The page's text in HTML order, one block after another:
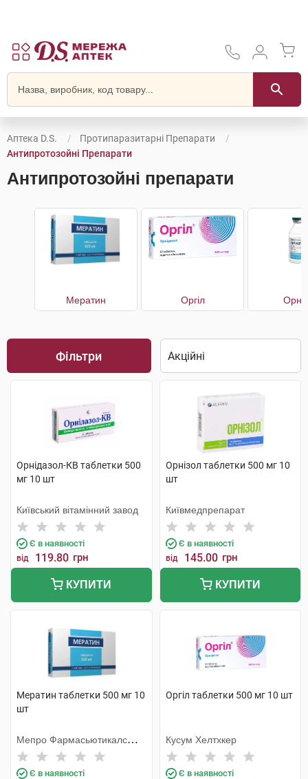
Аптека D.S.
Протипаразитарні Препарати
Антипротозойні Препарати
Антипротозойні препарати
Мератин Оргіл
Фільтри
Орнідазол-КВ таблетки 500
мг 10 шт
Київський вітамінний завод
Є в наявності
від 119.80 грн
КУПИТИ
Орнізол таблетки 500 мг 10
шт
Київмедпрепарат
Є в наявності
від 145.00 грн
КУПИТИ
Мератин таблетки 500 мг 10
шт
Мепро Фармасьютикалс
Пріват
Є в наявності
Оргіл таблетки 500 мг 10 шт
Кусум Хелтхкер
Є в наявності